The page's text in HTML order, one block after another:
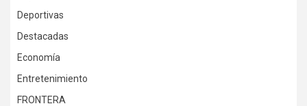
Deportivas
Destacadas
Economía
Entretenimiento
FRONTERA